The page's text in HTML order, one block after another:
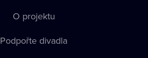
O projektu
Podpořte divadla